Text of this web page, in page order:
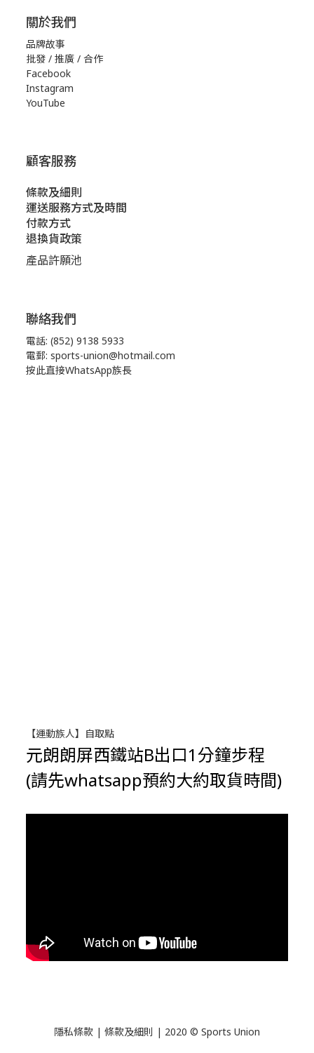
關於我們
品牌故事
批發 / 推廣 / 合作
Facebook
Instagram
YouTube
顧客服務
條款及細則
運送服務方式及時間
付款方式
退換貨政策
產品許願池
聯絡我們
電話: (852) 9138 5933
電郵: sports-union@hotmail.com
按此直接WhatsApp族長
【運動族人】自取點
元朗朗屏西鐵站B出口1分鐘步程
(請先whatsapp預約大約取貨時間)
隱私條款 | 條款及細則 | 2020 © Sports Union